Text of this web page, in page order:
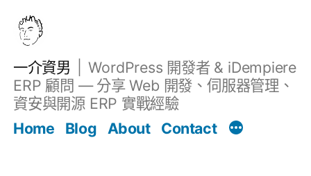
一介資男
WordPress 開發者 & iDempiere
ERP 顧問 — 分享 Web 開發、伺服器管理、
資安與開源 ERP 實戰經驗
Home
Blog About Contact
文章 Filter